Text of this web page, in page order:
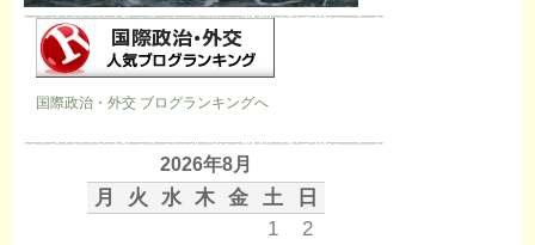
国際政治・外交 ブログランキングへ
2026年8月
月 火 水 木 金 土
日
1
2